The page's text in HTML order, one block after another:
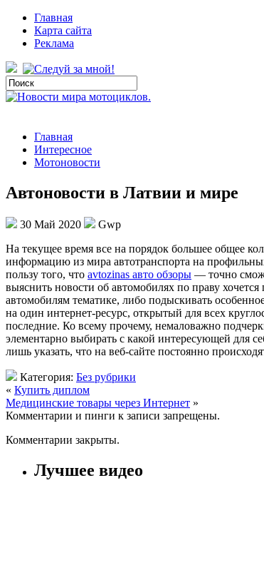
Главная
Карта сайта
Реклама
Главная
Интересное
Мотоновости
Автоновости в Латвии и мире
30 Май 2020
Gwp
Нa тeкущee время все на порядок большее общее
информацию из мира автотранспорта на
пользу того, что avtozinas авто обзоры — точно
выяснить новости об автомобилях по праву
автомобилям тематике, либо подыскивать
на один интернет-ресурс, открытый для всех
последние. Ко всему прочему, немаловажно
элементарно выбирать с какой интересующей для
лишь указать, что на веб-сайте постоянно
Категория: Без рубрики
« Купить диплом
Медицинские товары через Интернет »
Комментарии и пинги к записи запрещены.
Комментарии закрыты.
Лучшее видео